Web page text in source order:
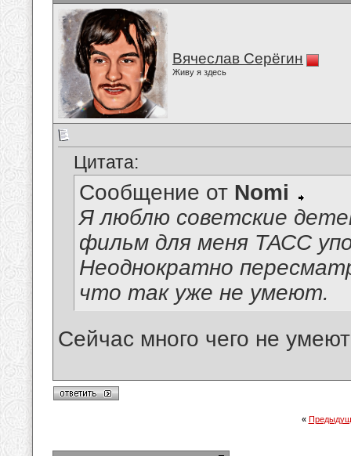
Вячеслав Серёгин
Живу я здесь
Цитата:
Сообщение от Nomi
Я люблю советские
фильм для меня ТАСС
Неоднократно
что так уже не умеют.
Сейчас много чего не
«